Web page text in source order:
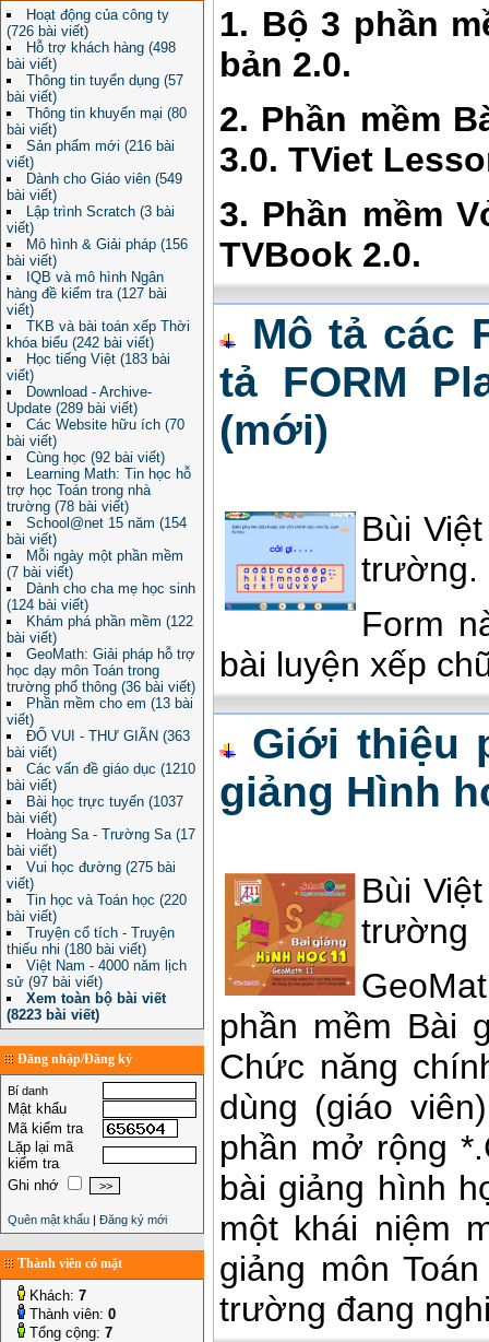
Hoạt động của công ty
(726 bài viết)
Hỗ trợ khách hàng (498
bài viết)
Thông tin tuyển dụng (57
bài viết)
Thông tin khuyến mại (80
bài viết)
Sản phẩm mới (216 bài
viết)
Dành cho Giáo viên (549
bài viết)
Lập trình Scratch (3 bài
viết)
Mô hình & Giải pháp (156
bài viết)
IQB và mô hình Ngân
hàng đề kiểm tra (127 bài
viết)
TKB và bài toán xếp Thời
khóa biểu (242 bài viết)
Học tiếng Việt (183 bài
viết)
Download - Archive-
Update (289 bài viết)
Các Website hữu ích (70
bài viết)
Cùng học (92 bài viết)
Learning Math: Tin học hỗ
trợ học Toán trong nhà
trường (78 bài viết)
School@net 15 năm (154
bài viết)
Mỗi ngày một phần mềm
(7 bài viết)
Dành cho cha mẹ học sinh
(124 bài viết)
Khám phá phần mềm (122
bài viết)
GeoMath: Giải pháp hỗ trợ
học dạy môn Toán trong
trường phổ thông (36 bài viết)
Phần mềm cho em (13 bài
viết)
ĐỐ VUI - THƯ GIÃN (363
bài viết)
Các vấn đề giáo dục (1210
bài viết)
Bài học trực tuyến (1037
bài viết)
Hoàng Sa - Trường Sa (17
bài viết)
Vui học đường (275 bài
viết)
Tin học và Toán học (220
bài viết)
Truyện cổ tích - Truyện
thiếu nhi (180 bài viết)
Việt Nam - 4000 năm lịch
sử (97 bài viết)
Xem toàn bộ bài viết
(8223 bài viết)
Đăng nhập/Đăng ký
Bí danh
Mật khẩu
Mã kiểm tra
Lặp lại mã
kiểm tra
Ghi nhớ
Quên mật khẩu | Đăng ký mới
Thành viên có mặt
Khách: 7
Thành viên: 0
Tổng cộng: 7
1. Bộ 3 phần
bản 2.0.
2. Phần mềm
3.0. TViet
3. Phần mềm
TVBook 2.0.
Mô tả các
tả FORM
(mới)
Bùi
trường.
Form
bài luyện xếp
Giới thiệu
giảng Hình
Bùi
trường
phần mềm Bài
Chức năng
dùng (giáo
phần mở rộng
bài giảng hình
một khái niệm
giảng môn
trường đang